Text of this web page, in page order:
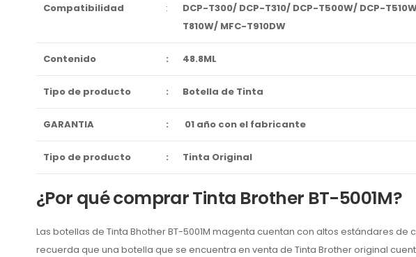
Compatibilidad :
DCP-T300/ DCP-T310/ DCP-T500W/ DCP-
T810W/ MFC-T910DW
Contenido : 48.8ML
Tipo de producto : Botella de Tinta
GARANTIA : 01 año con el fabricante
Tipo de producto : Tinta Original
¿Por qué comprar Tinta Brother BT-5001M?
Las botellas de Tinta Bhother BT-5001M magenta cuentan con altos estándares
recuerda que una botella que se encuentra en venta de Tinta Brother original